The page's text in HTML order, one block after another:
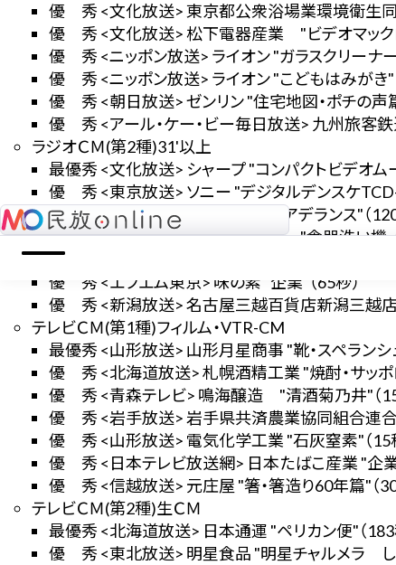
優 秀 <文化放送> 東京都公衆浴場業環境衛生同
優 秀 <文化放送> 松下電器産業 "ビデオマック
優 秀 <ニッポン放送> ライオン "ガラスクリーナー
優 秀 <ニッポン放送> ライオン "こどもはみがき"
優 秀 <朝日放送> ゼンリン "住宅地図・ポチの声篇
優 秀 <アール・ケー・ビー毎日放送> 九州旅客鉄
ラジオＣＭ(第2種)31'以上
最優秀 <文化放送> シャープ "コンパクトビデオム
優 秀 <東京放送> ソニー "デジタルデンスケTCD-
優 秀 <東京放送> アデランス "アデランス"（120
優 秀 <文化放送> 松下電器産業 "食器洗い機・
優 秀 <ニッポン放送> シャープ "人工知能エアコン
優 秀 <エフエム東京> 味の素 "企業"（65秒）
優 秀 <新潟放送> 名古屋三越百貨店新潟三越店 "
テレビＣＭ(第1種)フィルム・VTR-CM
最優秀 <山形放送> 山形月星商事 "靴・スペランシ
優 秀 <北海道放送> 札幌酒精工業 "焼酎・サッポ
優 秀 <青森テレビ> 鳴海醸造 "清酒菊乃井"（15
優 秀 <岩手放送> 岩手県共済農業協同組合連合
優 秀 <山形放送> 電気化学工業 "石灰窒素"（15
優 秀 <日本テレビ放送網> 日本たばこ産業 "企業"
優 秀 <信越放送> 元庄屋 "箸・箸造り60年篇"（30
テレビＣＭ(第2種)生ＣＭ
最優秀 <北海道放送> 日本通運 "ペリカン便"（183
優 秀 <東北放送> 明星食品 "明星チャルメラ し